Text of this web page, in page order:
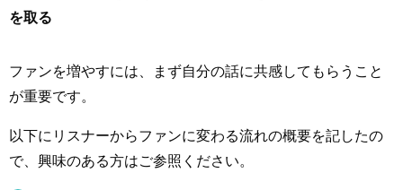
を取る
ファンを増やすには、まず自分の話に共感してもらうこと
が重要です。
以下にリスナーからファンに変わる流れの概要を記したの
で、興味のある方はご参照ください。